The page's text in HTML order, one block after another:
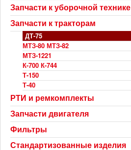
Запчасти к уборочной технике
Запчасти к тракторам
ДТ-75
МТЗ-80 МТЗ-82
МТЗ-1221
К-700 К-744
Т-150
Т-40
РТИ и ремкомплекты
Запчасти двигателя
Фильтры
Стандартизованные изделия